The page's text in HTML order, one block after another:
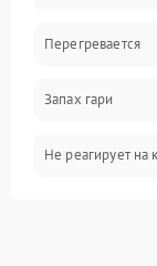
Перегревается
Запах гари
Не реагирует на